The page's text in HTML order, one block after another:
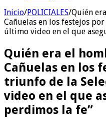
Inicio/POLICIALES/Quién
Cañuelas en los festejos
último video en el que
Quién era el
Cañuelas en los
triunfo de la
video en el que
perdimos la fe”